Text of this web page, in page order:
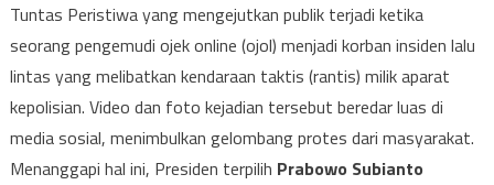
Tuntas Peristiwa yang mengejutkan publik terjadi ketika
seorang pengemudi ojek online (ojol) menjadi korban insiden lalu
lintas yang melibatkan kendaraan taktis (rantis) milik aparat
kepolisian. Video dan foto kejadian tersebut beredar luas di
media sosial, menimbulkan gelombang protes dari masyarakat.
Menanggapi hal ini, Presiden terpilih Prabowo Subianto